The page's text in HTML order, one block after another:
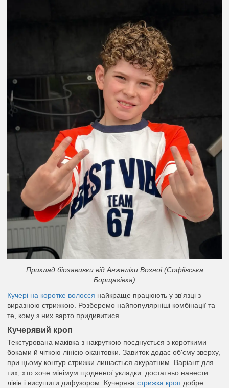
Приклад біозавивки від Анжеліки Возної (Софіївська
Борщагівка)
Кучері на коротке волосся найкраще працюють у зв'язці з
виразною стрижкою. Розберемо найпопулярніші комбінації та
те, кому з них варто придивитися.
Кучерявий кроп
Текстурована маківка з накруткою поєднується з короткими
боками й чіткою лінією окантовки. Завиток додає об'єму зверху,
при цьому контур стрижки лишається акуратним. Варіант для
тих, хто хоче мінімум щоденної укладки: достатньо нанести
лівін і висушити дифузором. Кучерява стрижка кроп добре